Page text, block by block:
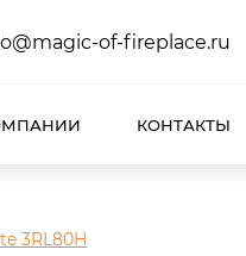
of-fireplace.ru
КОНТАКТЫ
3RL80H